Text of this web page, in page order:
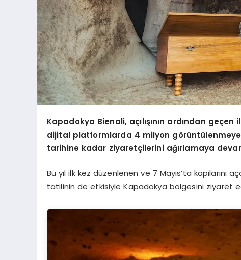
Kapadokya Bienali, açılışının ardından
dijital platformlarda 4 milyon görüntülenmeye
tarihine kadar ziyaretçilerini ağırlamaya
Bu yıl ilk kez düzenlenen ve 7 Mayıs’ta kapılarını
tatilinin de etkisiyle Kapadokya bölgesini ziyaret